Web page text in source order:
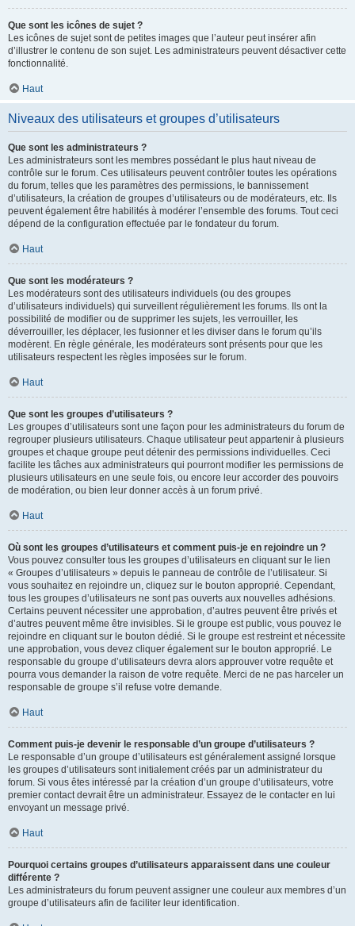
Que sont les icônes de sujet ?
Les icônes de sujet sont de petites images que l’auteur peut insérer afin
d’illustrer le contenu de son sujet. Les administrateurs peuvent désactiver cette
fonctionnalité.
Haut
Niveaux des utilisateurs et groupes d’utilisateurs
Que sont les administrateurs ?
Les administrateurs sont les membres possédant le plus haut niveau de
contrôle sur le forum. Ces utilisateurs peuvent contrôler toutes les opérations
du forum, telles que les paramètres des permissions, le bannissement
d’utilisateurs, la création de groupes d’utilisateurs ou de modérateurs, etc. Ils
peuvent également être habilités à modérer l’ensemble des forums. Tout ceci
dépend de la configuration effectuée par le fondateur du forum.
Haut
Que sont les modérateurs ?
Les modérateurs sont des utilisateurs individuels (ou des groupes
d’utilisateurs individuels) qui surveillent régulièrement les forums. Ils ont la
possibilité de modifier ou de supprimer les sujets, les verrouiller, les
déverrouiller, les déplacer, les fusionner et les diviser dans le forum qu’ils
modèrent. En règle générale, les modérateurs sont présents pour que les
utilisateurs respectent les règles imposées sur le forum.
Haut
Que sont les groupes d’utilisateurs ?
Les groupes d’utilisateurs sont une façon pour les administrateurs du forum de
regrouper plusieurs utilisateurs. Chaque utilisateur peut appartenir à plusieurs
groupes et chaque groupe peut détenir des permissions individuelles. Ceci
facilite les tâches aux administrateurs qui pourront modifier les permissions de
plusieurs utilisateurs en une seule fois, ou encore leur accorder des pouvoirs
de modération, ou bien leur donner accès à un forum privé.
Haut
Où sont les groupes d’utilisateurs et comment puis-je en rejoindre un ?
Vous pouvez consulter tous les groupes d’utilisateurs en cliquant sur le lien
« Groupes d’utilisateurs » depuis le panneau de contrôle de l’utilisateur. Si
vous souhaitez en rejoindre un, cliquez sur le bouton approprié. Cependant,
tous les groupes d’utilisateurs ne sont pas ouverts aux nouvelles adhésions.
Certains peuvent nécessiter une approbation, d’autres peuvent être privés et
d’autres peuvent même être invisibles. Si le groupe est public, vous pouvez le
rejoindre en cliquant sur le bouton dédié. Si le groupe est restreint et nécessite
une approbation, vous devez cliquer également sur le bouton approprié. Le
responsable du groupe d’utilisateurs devra alors approuver votre requête et
pourra vous demander la raison de votre requête. Merci de ne pas harceler un
responsable de groupe s’il refuse votre demande.
Haut
Comment puis-je devenir le responsable d’un groupe d’utilisateurs ?
Le responsable d’un groupe d’utilisateurs est généralement assigné lorsque
les groupes d’utilisateurs sont initialement créés par un administrateur du
forum. Si vous êtes intéressé par la création d’un groupe d’utilisateurs, votre
premier contact devrait être un administrateur. Essayez de le contacter en lui
envoyant un message privé.
Haut
Pourquoi certains groupes d’utilisateurs apparaissent dans une couleur
différente ?
Les administrateurs du forum peuvent assigner une couleur aux membres d’un
groupe d’utilisateurs afin de faciliter leur identification.